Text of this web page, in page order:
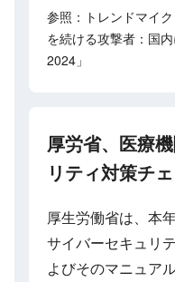
参照：トレンドマイ
を続ける攻撃者：国
2024」
厚労省、医療
リティ対策チ
厚生労働省は、本
サイバーセキュリ
よびそのマニュア